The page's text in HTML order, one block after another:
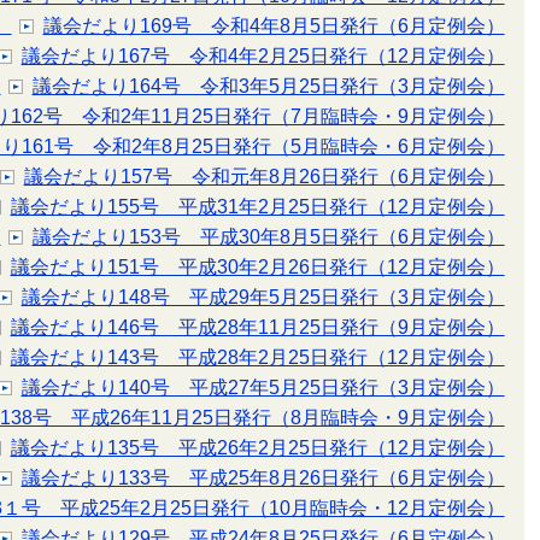
議会だより169号 令和4年8月5日発行（6月定例会）
議会だより167号 令和4年2月25日発行（12月定例会）
議会だより164号 令和3年5月25日発行（3月定例会）
162号 令和2年11月25日発行（7月臨時会・9月定例会）
161号 令和2年8月25日発行（5月臨時会・6月定例会）
議会だより157号 令和元年8月26日発行（6月定例会）
議会だより155号 平成31年2月25日発行（12月定例会）
議会だより153号 平成30年8月5日発行（6月定例会）
議会だより151号 平成30年2月26日発行（12月定例会）
議会だより148号 平成29年5月25日発行（3月定例会）
議会だより146号 平成28年11月25日発行（9月定例会）
議会だより143号 平成28年2月25日発行（12月定例会）
議会だより140号 平成27年5月25日発行（3月定例会）
号 平成26年11月25日発行（8月臨時会・9月定例会）
議会だより135号 平成26年2月25日発行（12月定例会）
議会だより133号 平成25年8月26日発行（6月定例会）
号 平成25年2月25日発行（10月臨時会・12月定例会）